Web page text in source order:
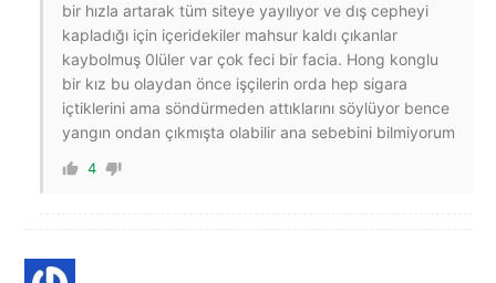
bir hızla artarak tüm siteye yayılıyor ve dış cepheyi
kapladığı için içeridekiler mahsur kaldı çıkanlar
kaybolmuş 0lüler var çok feci bir facia. Hong konglu
bir kız bu olaydan önce işçilerin orda hep sigara
içtiklerini ama söndürmeden attıklarını söylüyor bence
yangın ondan çıkmışta olabilir ana sebebini bilmiyorum
4